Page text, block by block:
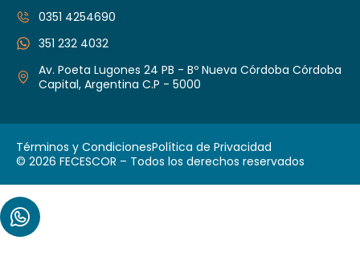
0351 4254690
351 232 4032
Av. Poeta Lugones 24 PB - Bº Nueva Córdoba Córdoba
Capital, Argentina C.P - 5000
© 2026 FECESCOR – Todos los derechos reservados
Términos y CondicionesPolítica de Privacidad